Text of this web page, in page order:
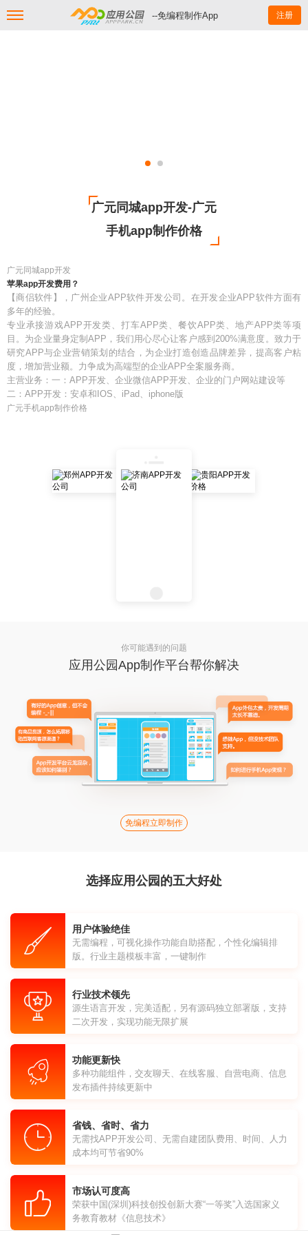
--免编程制作App 注册
广元同城app开发-广元
手机app制作价格
广元同城app开发
苹果app开发费用？
【商侣软件】，广州企业APP软件开发公司。在开发企业APP软件方面有
多年的经验。
专业承接游戏APP开发类、打车APP类、餐饮APP类、地产APP类等项
目。为企业量身定制APP，我们用心尽心让客户感到200%满意度。致力于
研究APP与企业营销策划的结合，为企业打造创造品牌差异，提高客户粘
度，增加营业额。力争成为高端型的企业APP全案服务商。
主营业务：一：APP开发、企业微信APP开发、企业的门户网站建设等
二：APP开发：安卓和IOS、iPad、iphone版
广元手机app制作价格
你可能遇到的问题
应用公园App制作平台帮你解决
免编程立即制作
选择应用公园的五大好处
用户体验绝佳
无需编程，可视化操作功能自助搭配，个性化编辑排
版。行业主题模板丰富，一键制作
行业技术领先
源生语言开发，完美适配，另有源码独立部署版，支持
二次开发，实现功能无限扩展
功能更新快
多种功能组件，交友聊天、在线客服、自营电商、信息
发布插件持续更新中
省钱、省时、省力
无需找APP开发公司、无需自建团队费用、时间、人力
成本均可节省90%
市场认可度高
荣获中国(深圳)科技创投创新大赛“一等奖”入选国家义
务教育教材《信息技术》